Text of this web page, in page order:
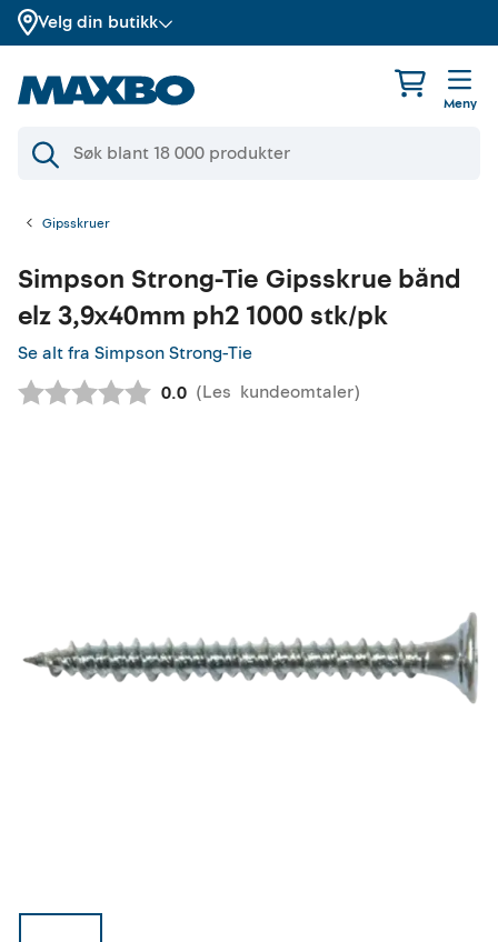
Velg din butikk
Meny
Gipsskruer
Simpson Strong-Tie Gipsskrue bånd
elz 3,9x40mm ph2 1000 stk/pk
Se alt fra Simpson Strong-Tie
Gjennomsnittskarakter:
0.0 (Les kundeomtaler)